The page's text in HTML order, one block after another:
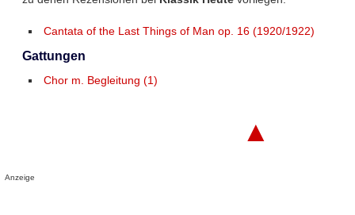
Cantata of the Last Things of Man op. 16 (1920/1922)
Gattungen
Chor m. Begleitung (1)
▲
Anzeige